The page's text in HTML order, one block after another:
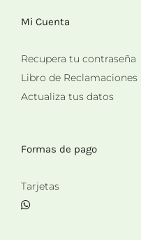
Mi Cuenta
Recupera tu contraseña
Libro de Reclamaciones
Actualiza tus datos
Formas de pago
Tarjetas